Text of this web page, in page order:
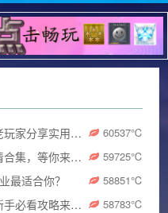
60537℃
享实用技巧！
59725℃
来挑战眼力极限！
58851℃
最适合你？
58783℃
看攻略来了！